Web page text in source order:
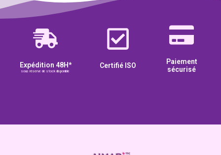
Expédition 48H*
sous réserve de stock disponible
Certifié ISO
Paiement
sécurisé